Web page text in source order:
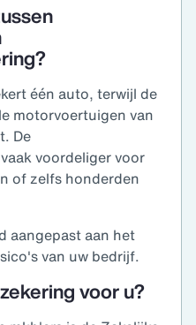
één auto, terwijl de
motorvoertuigen van
De
voordeliger voor
of zelfs honderden
aangepast aan het
van uw bedrijf.
voor u?